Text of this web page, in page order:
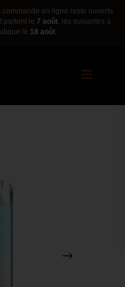
commande en ligne reste ouverte
partent le 7 août, les suivantes à
le 18 août.